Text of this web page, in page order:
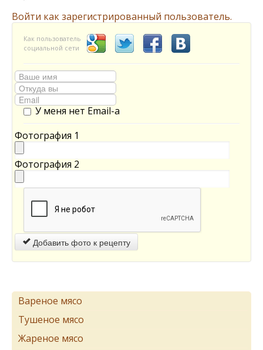
Войти как зарегистрированный пользователь.
Как пользователь
социальной сети
У меня нет Email-а
Фотография 1
Фотография 2
Добавить фото к рецепту
Вареное мясо
Тушеное мясо
Жареное мясо